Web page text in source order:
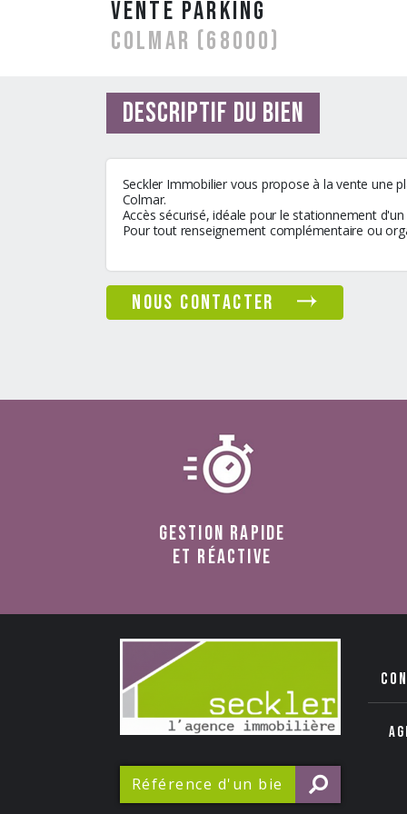
vente Parking
COLMAR (68000)
Descriptif du bien
Seckler Immobilier vous propose à la vente une
Colmar.
Accès sécurisé, idéale pour le stationnement
Pour tout renseignement complémentaire ou
nous contacter
Gestion rapide
et réactive